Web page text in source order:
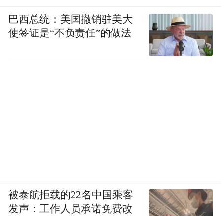
巴西总统：美国撤销驻美大
使签证是“不负责任”的做法
被泰航拒载的22名中国乘客
发声：工作人员承诺免费改